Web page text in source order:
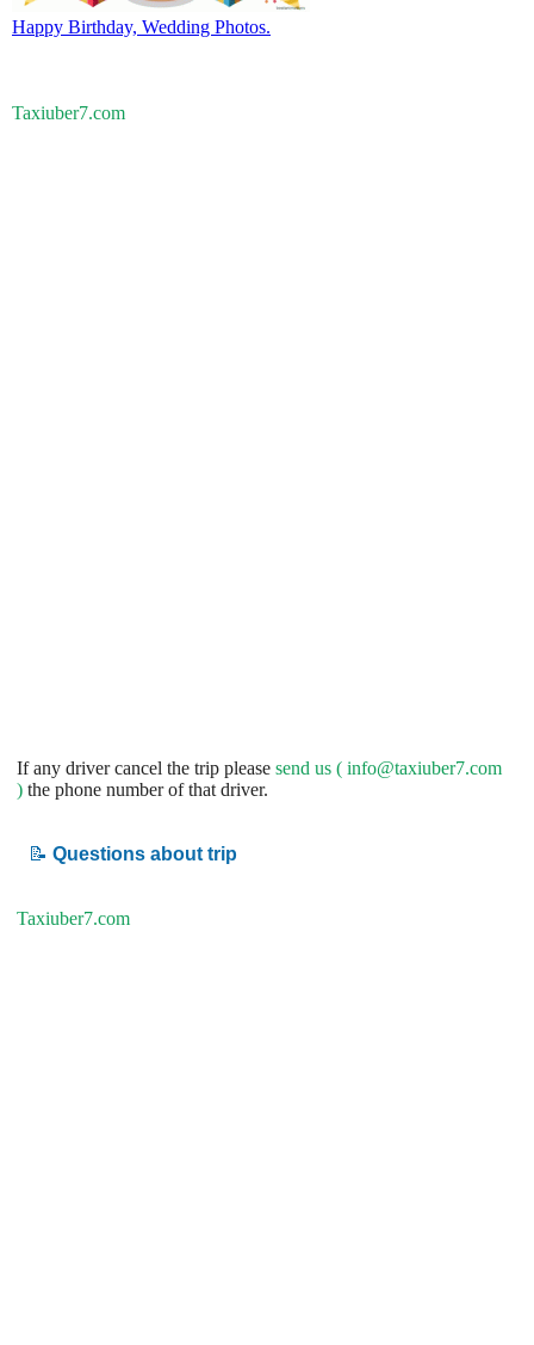
Happy Birthday, Wedding Photos.
Taxiuber7.com
If any driver cancel the trip please send us ( info@taxiuber7.com
) the phone number of that driver.
📝 Questions about trip
Taxiuber7.com